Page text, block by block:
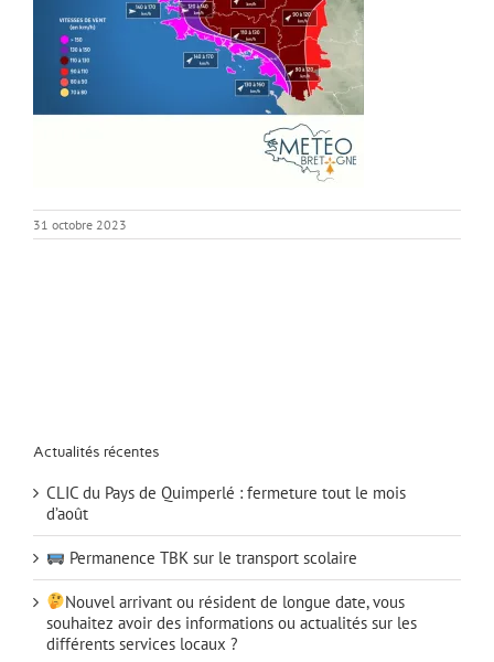
31 octobre 2023
Actualités récentes
CLIC du Pays de Quimperlé : fermeture tout le mois
d’août
Permanence TBK sur le transport scolaire
Nouvel arrivant ou résident de longue date, vous
souhaitez avoir des informations ou actualités sur les
différents services locaux ?